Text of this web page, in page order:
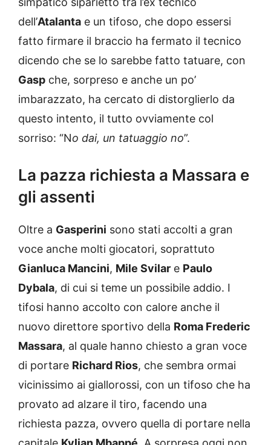
dell’Atalanta e un tifoso, che dopo essersi
fatto firmare il braccio ha fermato il tecnico
dicendo che se lo sarebbe fatto tatuare, con
Gasp che, sorpreso e anche un po’
imbarazzato, ha cercato di distorglierlo da
questo intento, il tutto ovviamente col
sorriso: “No dai, un tatuaggio no”.
La pazza richiesta a Massara e
gli assenti
Oltre a Gasperini sono stati accolti a gran
voce anche molti giocatori, soprattuto
Gianluca Mancini, Mile Svilar e Paulo
Dybala, di cui si teme un possibile addio. I
tifosi hanno accolto con calore anche il
nuovo direttore sportivo della Roma Frederic
Massara, al quale hanno chiesto a gran voce
di portare Richard Rios, che sembra ormai
vicinissimo ai giallorossi, con un tifoso che ha
provato ad alzare il tiro, facendo una
richiesta pazza, ovvero quella di portare nella